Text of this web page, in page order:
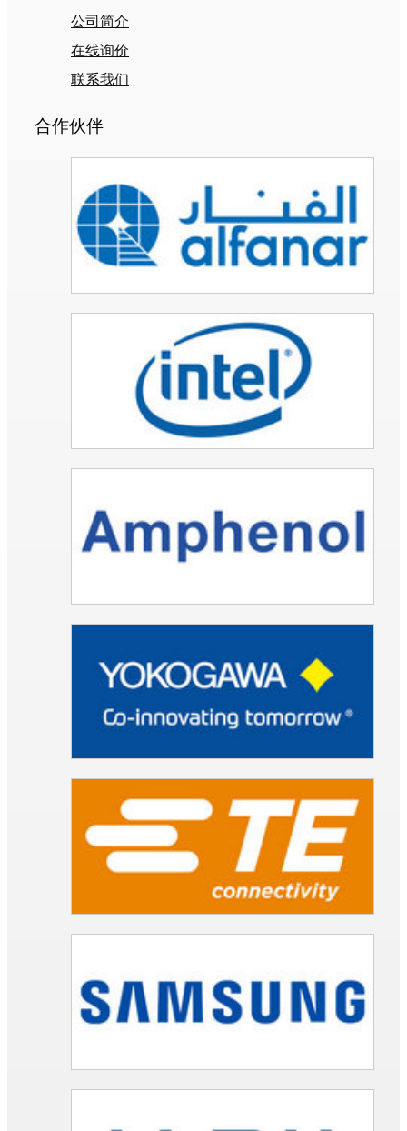
公司简介
在线询价
联系我们
合作伙伴